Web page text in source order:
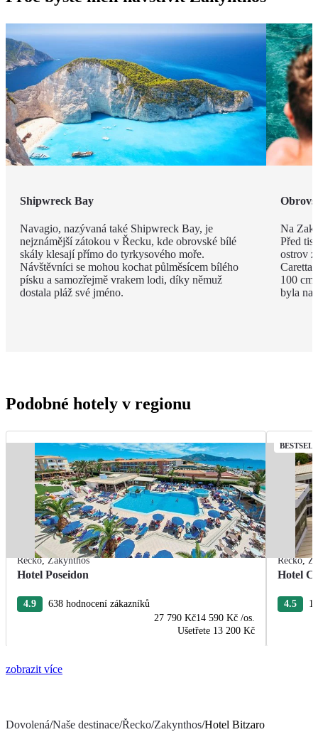
Shipwreck Bay
Navagio, nazývaná také Shipwreck Bay, je
nejznámější zátokou v Řecku, kde obrovské bílé
skály klesají přímo do tyrkysového moře.
Návštěvníci se mohou kochat půlměsícem bílého
písku a samozřejmě vrakem lodi, díky němuž
dostala pláž své jméno.
Na
Před
ostrov
Caretta
100 cm
byla na
Podobné hotely v regionu
Řecko,Zakynthos
Hotel Poseidon
4.9
638 hodnocení zákazníků
27 790 Kč14 590 Kč /os.
Ušetřete 13 200 Kč
Řecko,
Hotel
4.5
zobrazit více
Dovolená/Naše destinace/Řecko/Zakynthos/Hotel Bitzaro